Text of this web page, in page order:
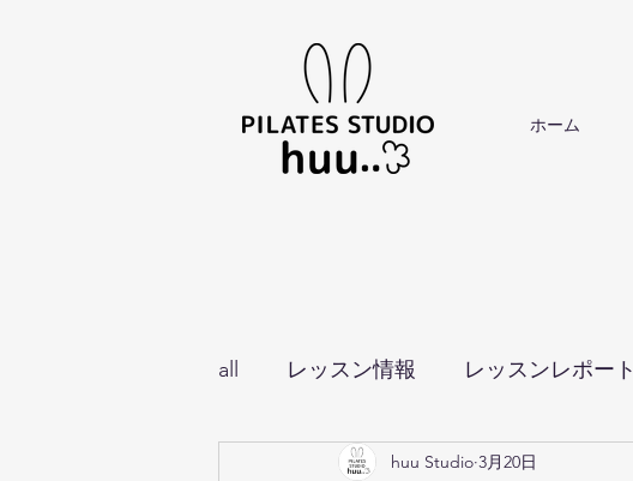
ホーム
all レッスン情報 レッスンレポート
イベント・お知らせ
huu Studio 3月20日